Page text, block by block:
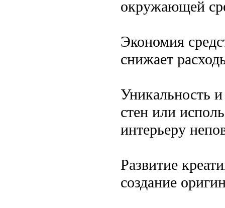
окружающей
Экономия
снижает
Уникальность
стен или
интерьеру
Развитие
создание